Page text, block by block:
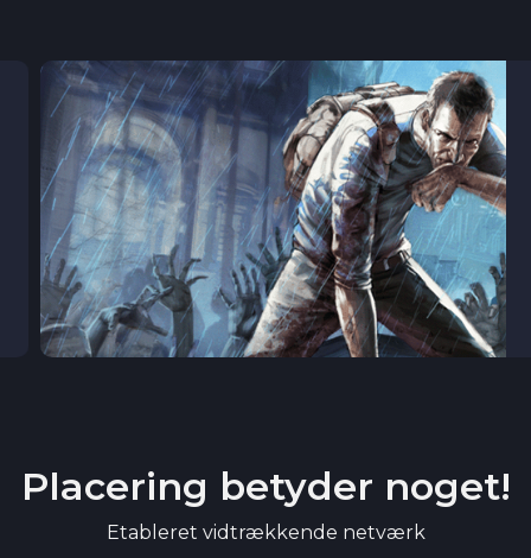
Placering betyder noget!
Etableret vidtrækkende netværk